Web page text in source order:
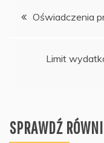
Nawigacja
Oświadczenia
Limit
SPRAWDŹ